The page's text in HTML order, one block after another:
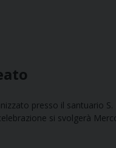
presso il santuario S.
si svolgerà